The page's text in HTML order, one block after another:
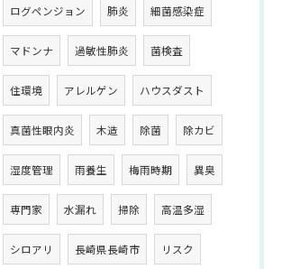
ログペンジョン 肺炎 細菌感染症
マドンナ 過敏性肺炎 菌検査
住環境 アレルゲン ハウスダスト
真菌性眼内炎 木造 除菌 除カビ
湿度管理 雨養生 梅雨時期 異臭
専門家 水漏れ 掃除 高温多湿
シロアリ 長崎県長崎市 リスク